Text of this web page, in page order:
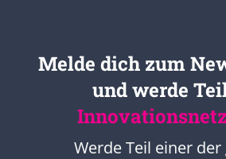
Melde dich zum
und werde
Werde Teil einer